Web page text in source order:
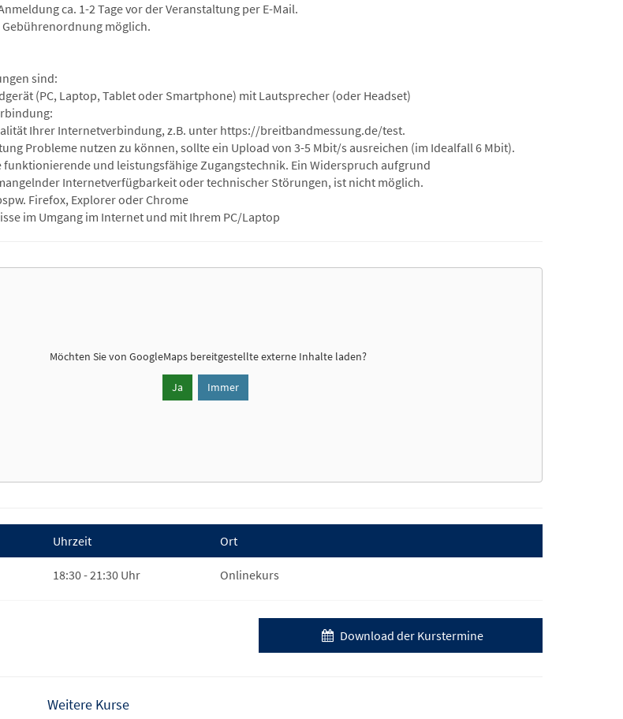
ca. 1-2 Tage vor der Veranstaltung per E-Mail.
Gebührenordnung möglich.
sind:
(PC, Laptop, Tablet oder Smartphone) mit Lautsprecher (oder Headset)
Ihrer Internetverbindung, z.B. unter https://breitbandmessung.de/test.
Probleme nutzen zu können, sollte ein Upload von 3-5 Mbit/s ausreichen (im Idealfall 6 Mbit).
funktionierende und leistungsfähige Zugangstechnik. Ein Widerspruch aufgrund
Internetverfügbarkeit oder technischer Störungen, ist nicht möglich.
Firefox, Explorer oder Chrome
im Umgang im Internet und mit Ihrem PC/Laptop
Möchten Sie vonGoogleMaps bereitgestellte externe Inhalte laden?
Ja Immer
Uhrzeit Ort
18:30 - 21:30 Uhr Onlinekurs
Download der Kurstermine
Weitere Kurse